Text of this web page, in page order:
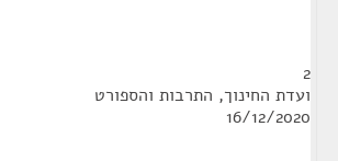
2
ועדת החינוך, התרבות והספורט
16/12/2020